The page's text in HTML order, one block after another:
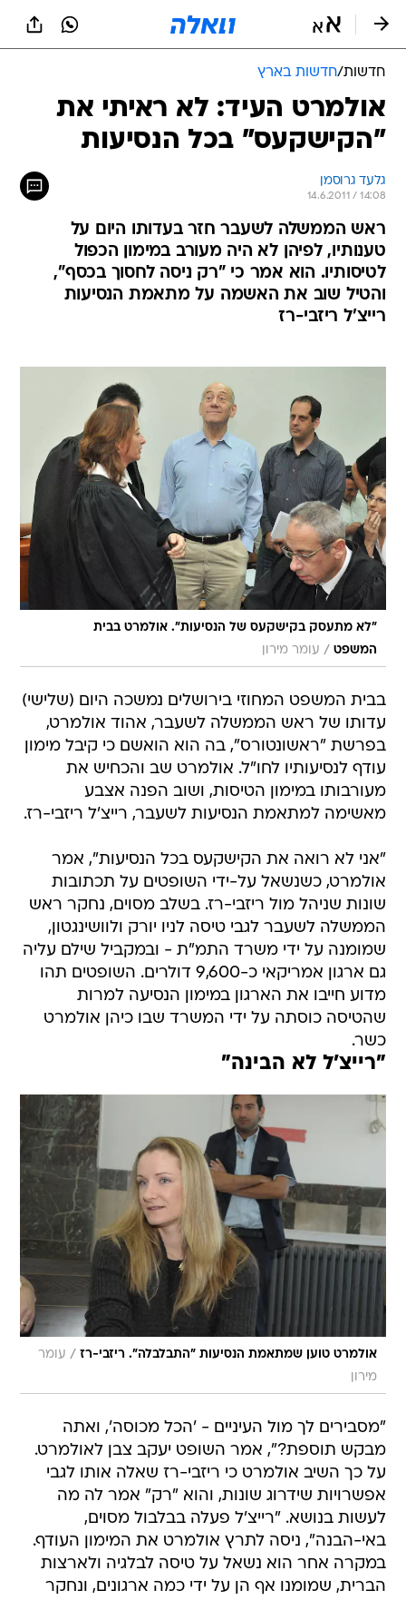
חדשות/חדשות בארץ
אולמרט העיד: לא ראיתי את
"הקישקעס" בכל הנסיעות
גלעד גרוסמן
14.6.2011 / 14:08
ראש הממשלה לשעבר חזר בעדותו היום על
טענותיו, לפיהן לא היה מעורב במימון הכפול
לטיסותיו. הוא אמר כי "רק ניסה לחסוך בכסף",
והטיל שוב את האשמה על מתאמת הנסיעות
רייצ'ל ריזבי-רז
"לא מתעסק בקישקעס של הנסיעות". אולמרט בבית
המשפט / עומר מירון
בבית המשפט המחוזי בירושלים נמשכה היום (שלישי)
עדותו של ראש הממשלה לשעבר, אהוד אולמרט,
בפרשת "ראשונטורס", בה הוא הואשם כי קיבל מימון
עודף לנסיעותיו לחו"ל. אולמרט שב והכחיש את
מעורבותו במימון הטיסות, ושוב הפנה אצבע
מאשימה למתאמת הנסיעות לשעבר, רייצ'ל ריזבי-רז.
"אני לא רואה את הקישקעס בכל הנסיעות", אמר
אולמרט, כשנשאל על-ידי השופטים על תכתובות
שונות שניהל מול ריזבי-רז. בשלב מסוים, נחקר ראש
הממשלה לשעבר לגבי טיסה לניו יורק ולוושינגטון,
שמומנה על ידי משרד התמ"ת - ובמקביל שילם עליה
גם ארגון אמריקאי כ-9,600 דולרים. השופטים תהו
מדוע חייבו את הארגון במימון הנסיעה למרות
שהטיסה כוסתה על ידי המשרד שבו כיהן אולמרט
כשר.
"רייצ'ל לא הבינה"
אולמרט טוען שמתאמת הנסיעות "התבלבלה". ריזבי-רז / עומר
מירון
"מסבירים לך מול העיניים - 'הכל מכוסה', ואתה
מבקש תוספת?", אמר השופט יעקב צבן לאולמרט.
על כך השיב אולמרט כי ריזבי-רז שאלה אותו לגבי
אפשרויות שידרוג שונות, והוא "רק" אמר לה מה
לעשות בנושא. "רייצ'ל פעלה בבלבול מסוים,
באי-הבנה", ניסה לתרץ אולמרט את המימון העודף.
במקרה אחר הוא נשאל על טיסה לבלגיה ולארצות
הברית, שמומנו אף הן על ידי כמה ארגונים, ונחקר